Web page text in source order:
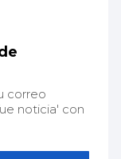
correo
noticia' con